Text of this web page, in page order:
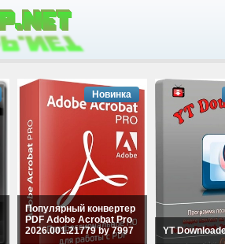
Популярный конвертер
PDF Adobe Acrobat Pro
2026.001.21779 by 7997
Новинка
YT